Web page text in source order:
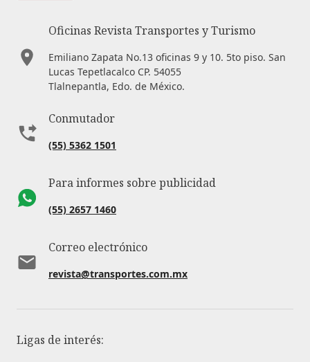
Oficinas Revista Transportes y Turismo
Emiliano Zapata No.13 oficinas 9 y 10. 5to piso. San
Lucas Tepetlacalco CP. 54055
Tlalnepantla, Edo. de México.
Conmutador
(55) 5362 1501
Para informes sobre publicidad
(55) 2657 1460
Correo electrónico
revista@transportes.com.mx
Ligas de interés: